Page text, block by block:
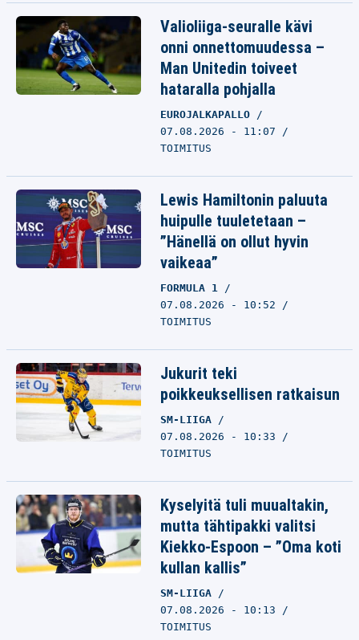
Valioliiga-seuralle kävi
onni onnettomuudessa –
Man Unitedin toiveet
hataralla pohjalla
EUROJALKAPALLO
07.08.2026 - 11:07
TOIMITUS
Lewis Hamiltonin paluuta
huipulle tuuletetaan –
”Hänellä on ollut hyvin
vaikeaa”
FORMULA 1
07.08.2026 - 10:52
TOIMITUS
Jukurit teki
poikkeuksellisen ratkaisun
SM-LIIGA
07.08.2026 - 10:33
TOIMITUS
Kyselyitä tuli muualtakin,
mutta tähtipakki valitsi
Kiekko-Espoon – ”Oma koti
kullan kallis”
SM-LIIGA
07.08.2026 - 10:13
TOIMITUS